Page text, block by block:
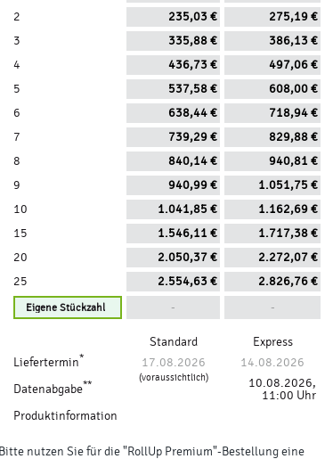
2
235,03 €
275,19 €
3
335,88 €
386,13 €
4
436,73 €
497,06 €
5
537,58 €
608,00 €
6
638,44 €
718,94 €
7
739,29 €
829,88 €
8
840,14 €
940,81 €
9
940,99 €
1.051,75 €
10
1.041,85 €
1.162,69 €
15
1.546,11 €
1.717,38 €
20
2.050,37 €
2.272,07 €
25
2.554,63 € 2.826,76 €
- -
Standard
Express
Liefertermin* 17.08.2026 14.08.2026
Datenabgabe**
(voraussichtlich)
10.08.2026,
11:00 Uhr
Produktinformation
nutzen Sie für die "RollUp Premium"-Bestellung eine